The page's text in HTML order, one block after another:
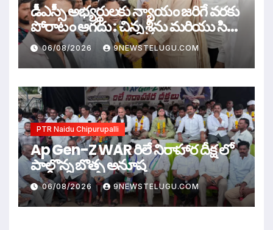
డీఎస్సీ అభ్యర్థులకు న్యాయం జరిగే వరకు
పోరాటం ఆగదు : చిన్న శ్రీను మరియు సిరి
సహస్ర
06/08/2026 9NEWSTELUGU.COM
PTR Naidu Chipurupalli
Ap Gen-Z WAR రిలే నిరాహార దీక్ష లో
పాల్గొన్న బొత్స అనూష
06/08/2026 9NEWSTELUGU.COM